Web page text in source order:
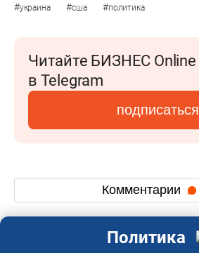
#украина #сша #политика
Читайте БИЗНЕС Online
в Telegram
подписаться
Комментарии
Политика